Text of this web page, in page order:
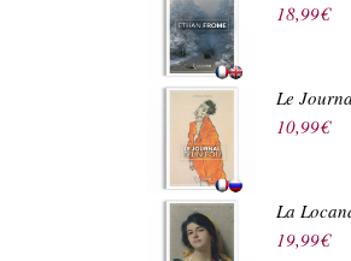
18,99€
Le
10,99€
La
19,99€